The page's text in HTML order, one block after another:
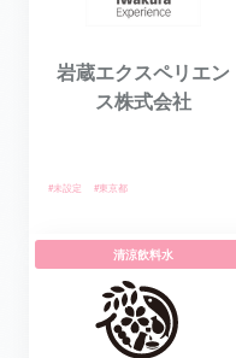
岩蔵エクスペリエン
ス株式会社
#未設定 #東京都
清涼飲料水